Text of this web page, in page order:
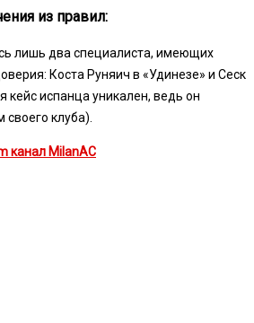
из правил:
лишь два специалиста, имеющих
Коста Руняич в «Удинезе» и Сеск
кейс испанца уникален, ведь он
своего клуба).
канал MilanAC